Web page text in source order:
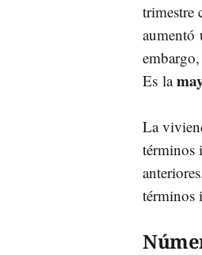
trimestre
aumentó
Es la
La
términos
términos